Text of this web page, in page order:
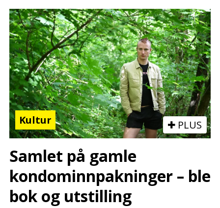
Kultur PLUS
Samlet på gamle
kondominnpakninger – ble
bok og utstilling